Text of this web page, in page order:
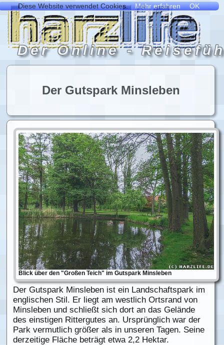
Der Gutspark Minsleben
Blick über den "Großen Teich" im Gutspark Minsleben
Der Gutspark Minsleben ist ein Landschaftspark im
englischen Stil. Er liegt am westlich Ortsrand von
Minsleben und schließt sich dort an das Gelände
des einstigen Rittergutes an. Ursprünglich war der
Park vermutlich größer als in unseren Tagen. Seine
derzeitige Fläche beträgt etwa 2,2 Hektar.